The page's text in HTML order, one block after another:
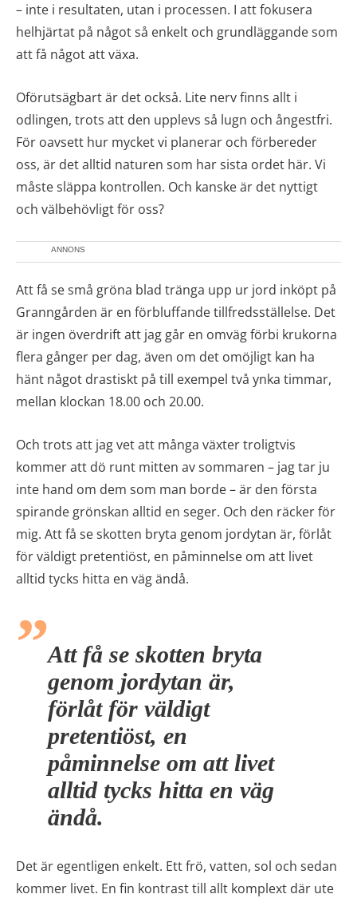
– inte i resultaten, utan i processen. I att fokusera
helhjärtat på något så enkelt och grundläggande som
att få något att växa.
Oförutsägbart är det också. Lite nerv finns allt i
odlingen, trots att den upplevs så lugn och ångestfri.
För oavsett hur mycket vi planerar och förbereder
oss, är det alltid naturen som har sista ordet här. Vi
måste släppa kontrollen. Och kanske är det nyttigt
och välbehövligt för oss?
ANNONS
Att få se små gröna blad tränga upp ur jord inköpt på
Granngården är en förbluffande tillfredsställelse. Det
är ingen överdrift att jag går en omväg förbi krukorna
flera gånger per dag, även om det omöjligt kan ha
hänt något drastiskt på till exempel två ynka timmar,
mellan klockan 18.00 och 20.00.
Och trots att jag vet att många växter troligtvis
kommer att dö runt mitten av sommaren – jag tar ju
inte hand om dem som man borde – är den första
spirande grönskan alltid en seger. Och den räcker för
mig. Att få se skotten bryta genom jordytan är, förlåt
för väldigt pretentiöst, en påminnelse om att livet
alltid tycks hitta en väg ändå.
Att få se skotten bryta
genom jordytan är,
förlåt för väldigt
pretentiöst, en
påminnelse om att livet
alltid tycks hitta en väg
ändå.
Det är egentligen enkelt. Ett frö, vatten, sol och sedan
kommer livet. En fin kontrast till allt komplext där ute